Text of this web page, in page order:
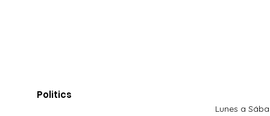
Politics
Lunes a